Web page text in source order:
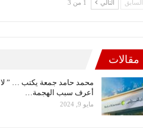
السابق التالي 1 من 3
مقالات
محمد حامد جمعة يكتب … ” لا
أعرف سبب الهجمة…
مايو 9, 2024